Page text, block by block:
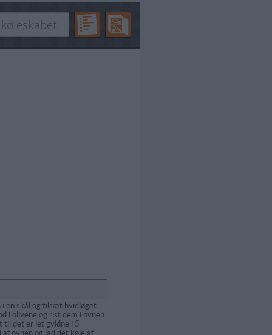
en skål og tilsæt hvidløget
i olivene og rist dem i ovnen
til det er let gyldne i 5
ovnen og lad det køle af